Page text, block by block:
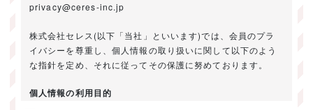
privacy@ceres-inc.jp
株式会社セレス(以下「当社」といいます)では、会員のプラ
イバシーを尊重し、個人情報の取り扱いに関して以下のよう
な指針を定め、それに従ってその保護に努めております。
個人情報の利用目的